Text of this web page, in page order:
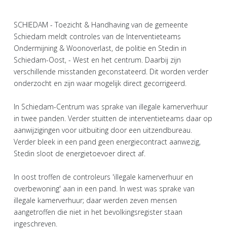
SCHIEDAM - Toezicht & Handhaving van de gemeente
Schiedam meldt controles van de Interventieteams
Ondermijning & Woonoverlast, de politie en Stedin in
Schiedam-Oost, - West en het centrum. Daarbij zijn
verschillende misstanden geconstateerd. Dit worden verder
onderzocht en zijn waar mogelijk direct gecorrigeerd.
In Schiedam-Centrum was sprake van illegale kamerverhuur
in twee panden. Verder stuitten de interventieteams daar op
aanwijzigingen voor uitbuiting door een uitzendbureau.
Verder bleek in een pand geen energiecontract aanwezig,
Stedin sloot de energietoevoer direct af.
In oost troffen de controleurs 'illegale kamerverhuur en
overbewoning' aan in een pand. In west was sprake van
illegale kamerverhuur; daar werden zeven mensen
aangetroffen die niet in het bevolkingsregister staan
ingeschreven.